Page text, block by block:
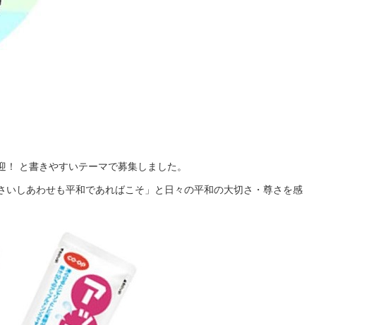
と書きやすいテーマで募集しました。
しあわせも平和であればこそ」と日々の平和の大切さ・尊さを感